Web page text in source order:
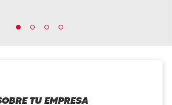
TU EMPRESA